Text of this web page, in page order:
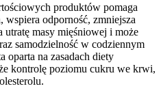
produktów pomaga
wspiera odporność, zmniejsza
masy mięśniowej i może
samodzielność w codziennym
oparta na zasadach diety
kontrolę poziomu cukru we krwi,